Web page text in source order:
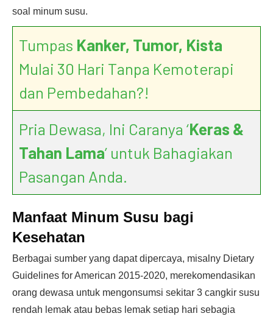
soal minum susu.
Tumpas Kanker, Tumor, Kista
Mulai 30 Hari Tanpa Kemoterapi
dan Pembedahan?!
Pria Dewasa, Ini Caranya ‘Keras &
Tahan Lama’ untuk Bahagiakan
Pasangan Anda.
Manfaat Minum Susu bagi
Kesehatan
Berbagai sumber yang dapat dipercaya, misalny Dietary
Guidelines for American 2015-2020, merekomendasikan
orang dewasa untuk mengonsumsi sekitar 3 cangkir susu
rendah lemak atau bebas lemak setiap hari sebagia